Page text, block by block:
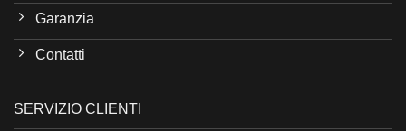
Garanzia
Contatti
SERVIZIO CLIENTI